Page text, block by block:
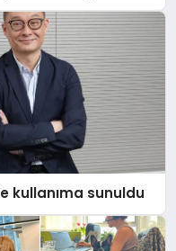
kullanıma sunuldu